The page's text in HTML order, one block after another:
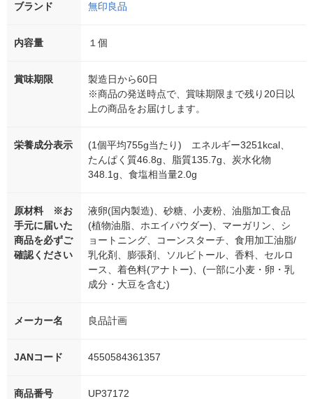
ブランド 無印良品
内容量 １個
賞味期限
製造日から60日
※商品の発送時点で、賞味期限まで残り20日以
上の商品をお届けします。
栄養成分表示
(1個平均755g当たり) エネルギー3251kcal、
たんぱく質46.8g、脂質135.7g、炭水化物
348.1g、食塩相当量2.0g
原材料 ※お
手元に届いた
商品を必ずご
確認ください
液卵(国内製造)、砂糖、小麦粉、油脂加工食品
(植物油脂、ホエイパウダー)、マーガリン、シ
ョートニング、コーンスターチ、食用加工油脂/
乳化剤、膨張剤、ソルビトール、香料、セルロ
ース、着色料(アナトー)、(一部に小麦・卵・乳
成分・大豆を含む)
メーカー名 良品計画
JANコード 4550584361357
商品番号 UP37172